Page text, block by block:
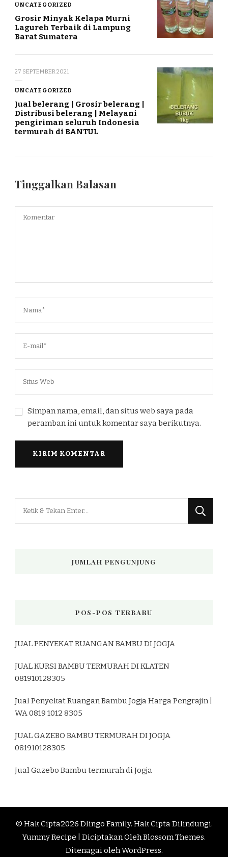
UNCATEGORIZED
Grosir Minyak Kelapa Murni
Lagureh Terbaik di Lampung
Barat Sumatera
27 SEPTEMBER 2021
UNCATEGORIZED
Jual belerang | Grosir belerang |
Distribusi belerang | Melayani
pengiriman seluruh Indonesia
termurah di BANTUL
Tinggalkan Balasan
Simpan nama, email, dan situs web saya pada
peramban ini untuk komentar saya berikutnya.
JUMLAH PENGUNJUNG
POS-POS TERBARU
JUAL PENYEKAT RUANGAN BAMBU DI JOGJA
JUAL KURSI BAMBU TERMURAH DI KLATEN
081910128305
Jual Penyekat Ruangan Bambu Jogja Harga Pengrajin |
WA 0819 1012 8305
JUAL GAZEBO BAMBU TERMURAH DI JOGJA
081910128305
Jual Gazebo Bambu termurah di Jogja
© Hak Cipta2026 Dlingo Family. Hak Cipta Dilindungi.
Yummy Recipe | Diciptakan OlehBlossom Themes.
Ditenagai olehWordPress.